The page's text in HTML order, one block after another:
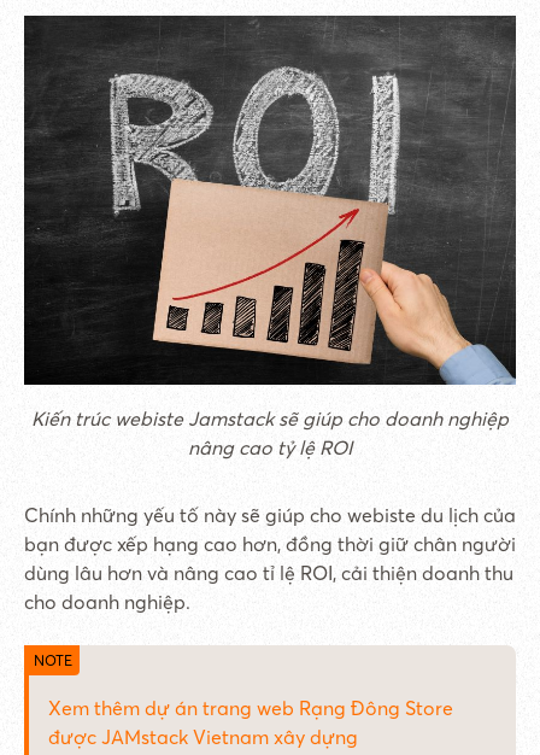
Kiến trúc webiste Jamstack sẽ giúp cho doanh nghiệp
nâng cao tỷ lệ ROI
Chính những yếu tố này sẽ giúp cho webiste du lịch của
bạn được xếp hạng cao hơn, đồng thời giữ chân người
dùng lâu hơn và nâng cao tỉ lệ ROI, cải thiện doanh thu
cho doanh nghiệp.
Xem thêm dự án trang web Rạng Đông Store
được JAMstack Vietnam xây dựng